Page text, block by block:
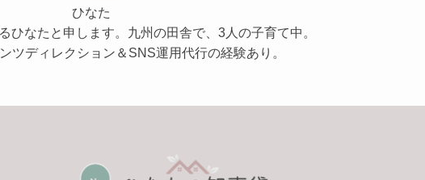
ひなた
ひなたと申します。九州の田舎で、3人の子育て中。
ツディレクション ＆SNS運用代行の経験あり。